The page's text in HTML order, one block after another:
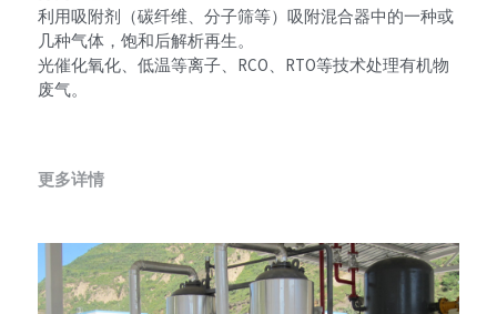
利用吸附剂（碳纤维、分子筛等）吸附混合器中的一种或
几种气体，饱和后解析再生。
光催化氧化、低温等离子、RCO、RTO等技术处理有机物
废气。
更多详情